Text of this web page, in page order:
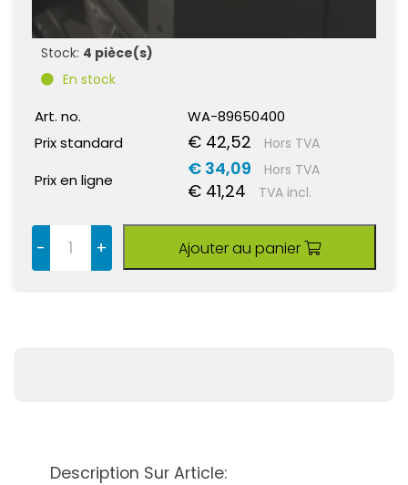
Stock: 4 pièce(s)
En stock
Art. no.
WA-89650400
Prix standard
€ 42,52 Hors TVA
Prix en ligne
€ 34,09 Hors TVA
€ 41,24 TVA incl.
- + Ajouter au panier
Description Sur Article: